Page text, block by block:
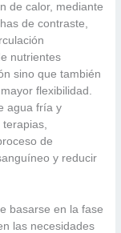
de calor, mediante
de contraste,
nutrientes
sino que también
flexibilidad.
agua fría y
terapias,
de
y reducir
basarse en la fase
las necesidades